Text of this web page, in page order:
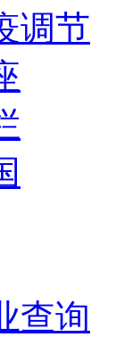
调节
查询